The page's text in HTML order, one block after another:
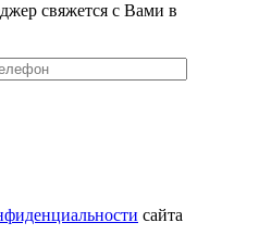
свяжется с Вами в
сайта